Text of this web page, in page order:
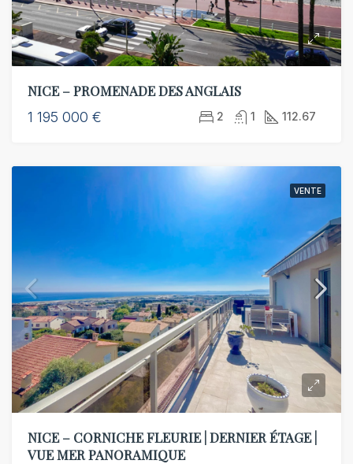
NICE – PROMENADE DES ANGLAIS
1 195 000 € 2 1 112.67
VENTE
NICE – CORNICHE FLEURIE | DERNIER ÉTAGE |
VUE MER PANORAMIQUE